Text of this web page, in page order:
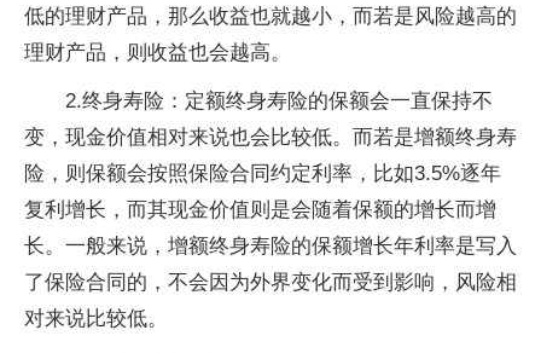
低的理财产品，那么收益也就越小，而若是风险越高的
理财产品，则收益也会越高。
2.终身寿险：定额终身寿险的保额会一直保持不
变，现金价值相对来说也会比较低。而若是增额终身寿
险，则保额会按照保险合同约定利率，比如3.5%逐年
复利增长，而其现金价值则是会随着保额的增长而增
长。一般来说，增额终身寿险的保额增长年利率是写入
了保险合同的，不会因为外界变化而受到影响，风险相
对来说比较低。